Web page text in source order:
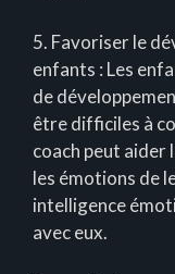
5. Favoriser le
enfants : Les
de
être difficiles à
coach peut aider
les émotions de
intelligence
avec eux.